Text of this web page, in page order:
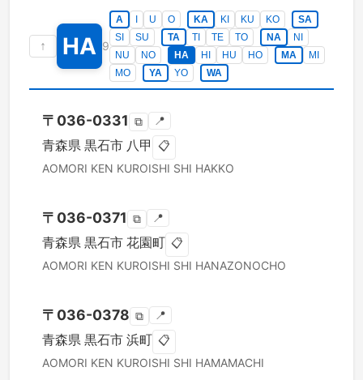
↑ HA 9
A U O KA KI KU KO
SA
SI
SU TA TI TE TO NA
NI
NU
NO HA HI HU HO MA
MI
MO
YA YO WA
〒 036-0331 ⧉ 📍
青森県 黒石市 八甲 📋
AOMORI KEN KUROISHI SHI HAKKO
〒 036-0371 ⧉ 📍
青森県 黒石市 花園町 📋
AOMORI KEN KUROISHI SHI HANAZONOCHO
〒 036-0378 ⧉ 📍
青森県 黒石市 浜町 📋
AOMORI KEN KUROISHI SHI HAMAMACHI